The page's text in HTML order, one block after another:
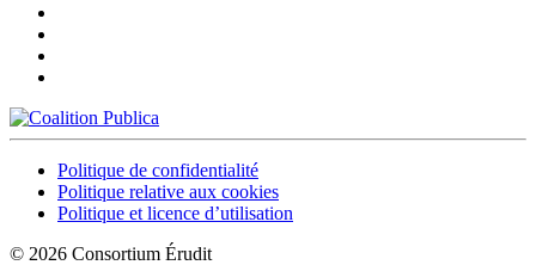
Politique de confidentialité
Politique relative aux cookies
Politique et licence d’utilisation
© 2026 Consortium Érudit